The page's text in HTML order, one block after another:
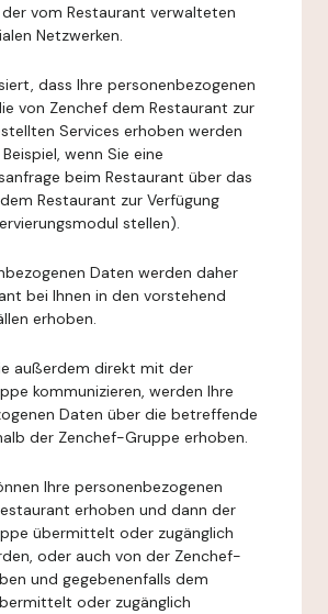
der vom Restaurant verwalteten
Netzwerken.
dass Ihre personenbezogenen
von Zenchef dem Restaurant zur
Services erhoben werden
wenn Sie eine
beim Restaurant über das
Restaurant zur Verfügung
stellen).
Daten werden daher
bei Ihnen in den vorstehend
erhoben.
außerdem direkt mit der
kommunizieren, werden Ihre
Daten über die betreffende
der Zenchef-Gruppe erhoben.
Ihre personenbezogenen
erhoben und dann der
übermittelt oder zugänglich
oder auch von der Zenchef-
und gegebenenfalls dem
oder zugänglich